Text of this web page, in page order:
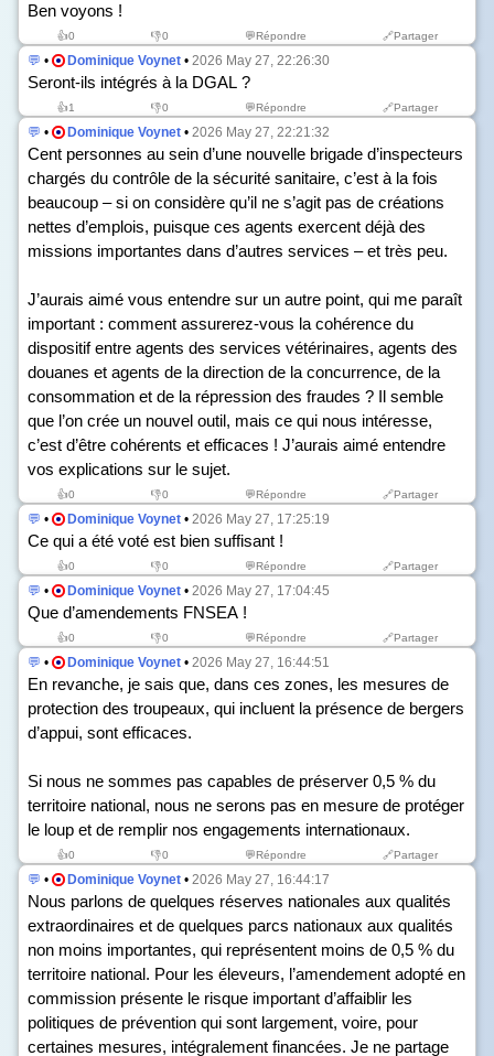
Ben voyons !
👍0 👎0 💬Répondre 🔗Partager
💬 • Dominique Voynet • 2026 May 27, 22:26:30
Seront-ils intégrés à la DGAL ?
👍1 👎0 💬Répondre 🔗Partager
💬 • Dominique Voynet • 2026 May 27, 22:21:32
Cent personnes au sein d’une nouvelle brigade d’inspecteurs
chargés du contrôle de la sécurité sanitaire, c’est à la fois
beaucoup – si on considère qu’il ne s’agit pas de créations
nettes d’emplois, puisque ces agents exercent déjà des
missions importantes dans d’autres services – et très peu.
J’aurais aimé vous entendre sur un autre point, qui me paraît
important : comment assurerez-vous la cohérence du
dispositif entre agents des services vétérinaires, agents des
douanes et agents de la direction de la concurrence, de la
consommation et de la répression des fraudes ? Il semble
que l’on crée un nouvel outil, mais ce qui nous intéresse,
c’est d’être cohérents et efficaces ! J’aurais aimé entendre
vos explications sur le sujet.
👍0 👎0 💬Répondre 🔗Partager
💬 • Dominique Voynet • 2026 May 27, 17:25:19
Ce qui a été voté est bien suffisant !
👍0 👎0 💬Répondre 🔗Partager
💬 • Dominique Voynet • 2026 May 27, 17:04:45
Que d’amendements FNSEA !
👍0 👎0 💬Répondre 🔗Partager
💬 • Dominique Voynet • 2026 May 27, 16:44:51
En revanche, je sais que, dans ces zones, les mesures de
protection des troupeaux, qui incluent la présence de bergers
d’appui, sont efficaces.
Si nous ne sommes pas capables de préserver 0,5 % du
territoire national, nous ne serons pas en mesure de protéger
le loup et de remplir nos engagements internationaux.
👍0 👎0 💬Répondre 🔗Partager
💬 • Dominique Voynet • 2026 May 27, 16:44:17
Nous parlons de quelques réserves nationales aux qualités
extraordinaires et de quelques parcs nationaux aux qualités
non moins importantes, qui représentent moins de 0,5 % du
territoire national. Pour les éleveurs, l’amendement adopté en
commission présente le risque important d’affaiblir les
politiques de prévention qui sont largement, voire, pour
certaines mesures, intégralement financées. Je ne partage